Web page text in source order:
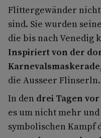
Flittergewänder nicht
sind. Sie wurden
die bis nach Venedig
Inspiriert von der
Karnevalsmaskerade
die Ausseer Flinserln.
In den drei Tagen
es um nicht mehr
symbolischen Kampf